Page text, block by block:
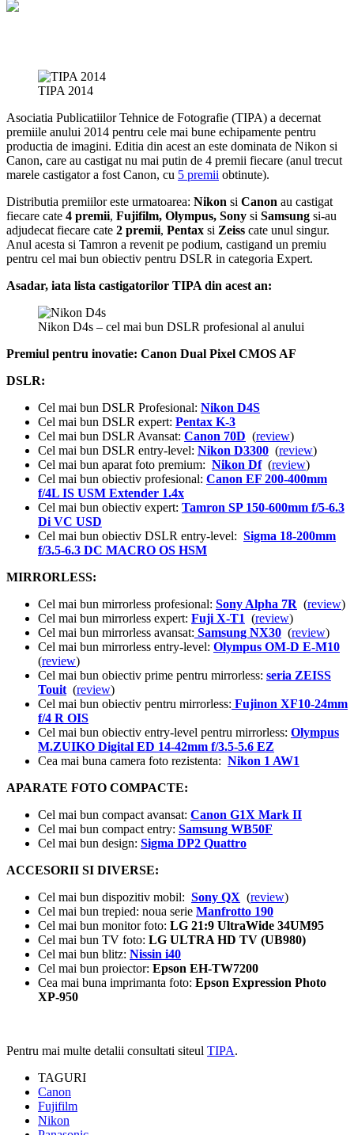
TIPA 2014
Asociatia Publicatiilor Tehnice de Fotografie (TIPA) a decernat
premiile anului 2014 pentru cele mai bune echipamente pentru
productia de imagini. Editia din acest an este dominata de Nikon si
Canon, care au castigat nu mai putin de 4 premii fiecare (anul trecut
marele castigator a fost Canon, cu 5 premii obtinute).
Distributia premiilor este urmatoarea: Nikon si Canon au castigat
fiecare cate 4 premii, Fujifilm, Olympus, Sony si Samsung si-au
adjudecat fiecare cate 2 premii, Pentax si Zeiss cate unul singur.
Anul acesta si Tamron a revenit pe podium, castigand un premiu
pentru cel mai bun obiectiv pentru DSLR in categoria Expert.
Asadar, iata lista castigatorilor TIPA din acest an:
Nikon D4s – cel mai bun DSLR profesional al anului
Premiul pentru inovatie: Canon Dual Pixel CMOS AF
DSLR:
Cel mai bun DSLR Profesional: Nikon D4S
Cel mai bun DSLR expert: Pentax K-3
Cel mai bun DSLR Avansat: Canon 70D (review)
Cel mai bun DSLR entry-level: Nikon D3300 (review)
Cel mai bun aparat foto premium: Nikon Df (review)
Cel mai bun obiectiv profesional: Canon EF 200-400mm
f/4L IS USM Extender 1.4x
Cel mai bun obiectiv expert: Tamron SP 150-600mm f/5-6.3
Di VC USD
Cel mai bun obiectiv DSLR entry-level: Sigma 18-200mm
f/3.5-6.3 DC MACRO OS HSM
MIRRORLESS:
Cel mai bun mirrorless profesional: Sony Alpha 7R (review)
Cel mai bun mirrorless expert: Fuji X-T1 (review)
Cel mai bun mirrorless avansat: Samsung NX30 (review)
Cel mai bun mirrorless entry-level: Olympus OM-D E-M10
(review)
Cel mai bun obiectiv prime pentru mirrorless: seria ZEISS
Touit (review)
Cel mai bun obiectiv pentru mirrorless: Fujinon XF10-24mm
f/4 R OIS
Cel mai bun obiectiv entry-level pentru mirrorless: Olympus
M.ZUIKO Digital ED 14-42mm f/3.5-5.6 EZ
Cea mai buna camera foto rezistenta: Nikon 1 AW1
APARATE FOTO COMPACTE:
Cel mai bun compact avansat: Canon G1X Mark II
Cel mai bun compact entry: Samsung WB50F
Cel mai bun design: Sigma DP2 Quattro
ACCESORII SI DIVERSE:
Cel mai bun dispozitiv mobil: Sony QX (review)
Cel mai bun trepied: noua serie Manfrotto 190
Cel mai bun monitor foto: LG 21:9 UltraWide 34UM95
Cel mai bun TV foto: LG ULTRA HD TV (UB980)
Cel mai bun blitz: Nissin i40
Cel mai bun proiector: Epson EH-TW7200
Cea mai buna imprimanta foto: Epson Expression Photo
XP-950
Pentru mai multe detalii consultati siteul TIPA.
TAGURI
Canon
Fujifilm
Nikon